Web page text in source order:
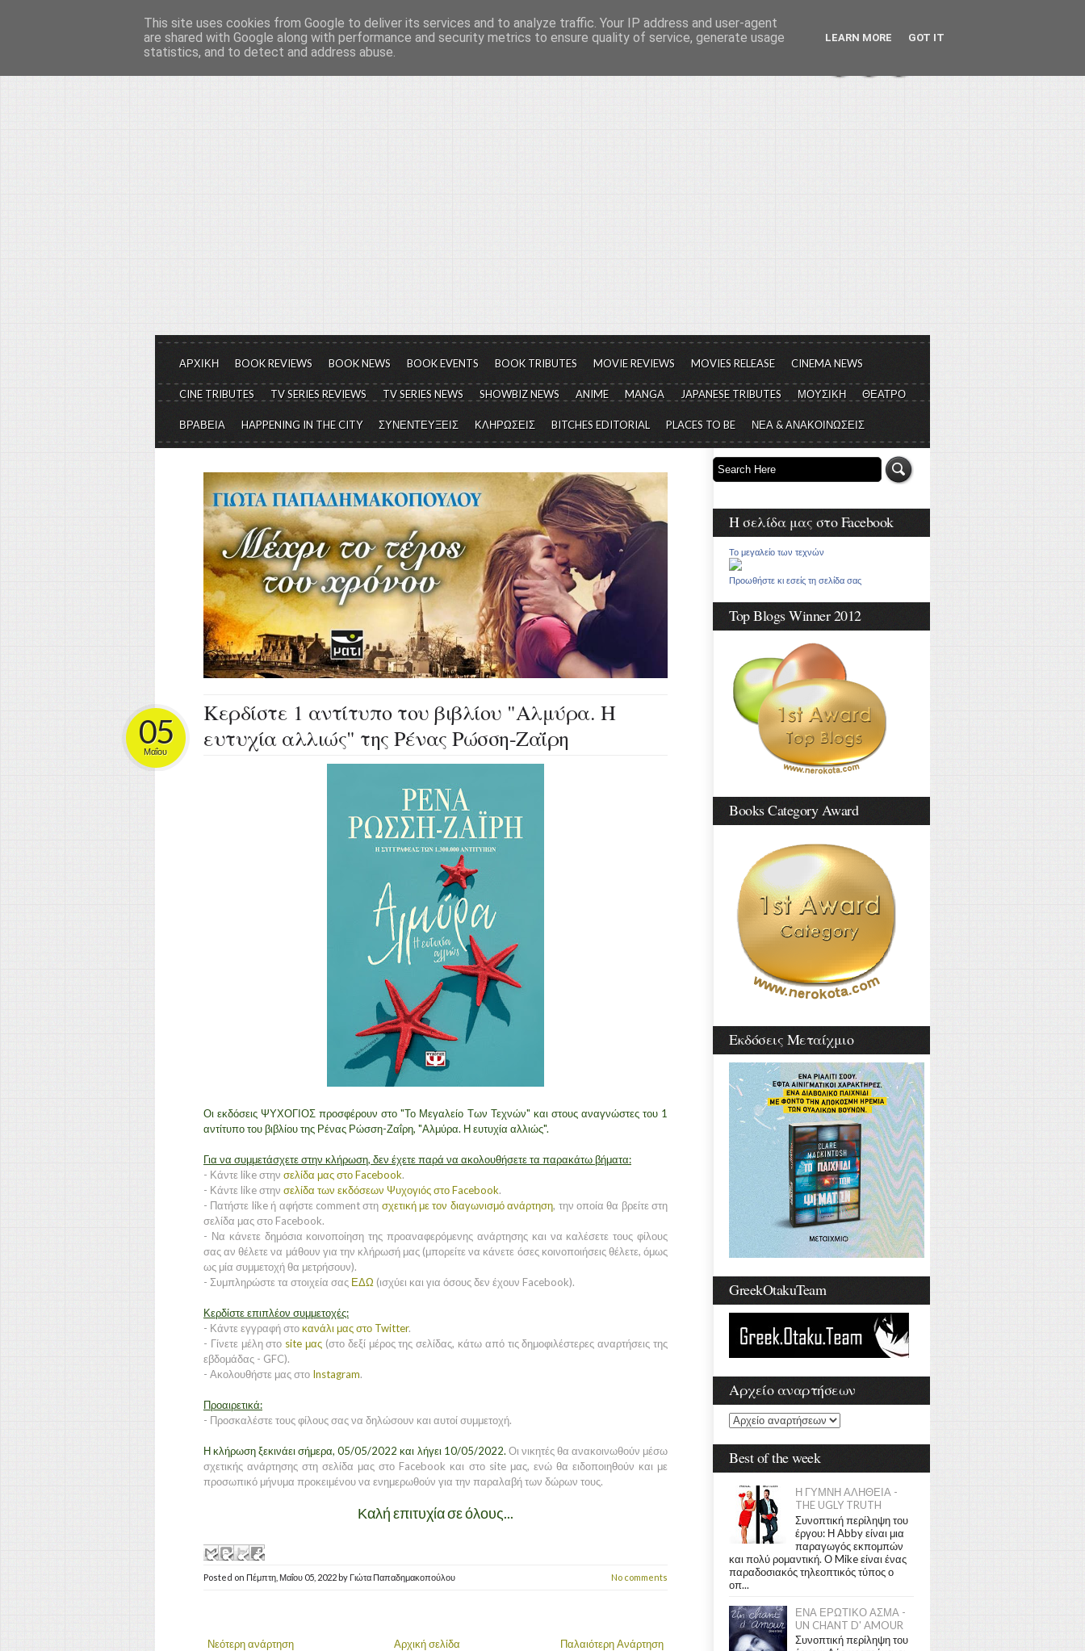
Το μεγαλείο των Τεχνών...
Είμαστε πάντα εδώ για να μιλάμε για τον πολιτισμό, σε κάθε του μορφή και έκταση...
ΑΡΧΙΚΗ BOOK REVIEWS BOOK NEWS BOOK EVENTS BOOK TRIBUTES MOVIE REVIEWS MOVIES RELEASE CINEMA NEWS
CINE TRIBUTES TV SERIES REVIEWS TV SERIES NEWS SHOWBIZ NEWS ANIME MANGA JAPANESE TRIBUTES ΜΟΥΣΙΚΗ ΘΕΑΤΡΟ
ΒΡΑΒΕΙΑ HAPPENING IN THE CITY ΣΥΝΕΝΤΕΥΞΕΙΣ ΚΛΗΡΩΣΕΙΣ BITCHES EDITORIAL PLACES TO BE ΝΕΑ & ΑΝΑΚΟΙΝΩΣΕΙΣ
Κερδίστε 1 αντίτυπο του βιβλίου "Αλμύρα. Η
ευτυχία αλλιώς" της Ρένας Ρώσση-Ζαΐρη
05
Μαΐου
Οι εκδόσεις ΨΥΧΟΓΙΟΣ προσφέρουν στο "Το Μεγαλείο Των Τεχνών" και στους αναγνώστες του 1
αντίτυπο του βιβλίου της Ρένας Ρώσση-Ζαΐρη, "Αλμύρα. Η ευτυχία αλλιώς".
Για να συμμετάσχετε στην κλήρωση, δεν έχετε παρά να ακολουθήσετε τα παρακάτω βήματα:
- Κάντε like στην σελίδα μας στο Facebook.
- Κάντε like στην σελίδα των εκδόσεων Ψυχογιός στο Facebook.
- Πατήστε like ή αφήστε comment στη σχετική με τον διαγωνισμό ανάρτηση, την οποία θα βρείτε στη
σελίδα μας στο Facebook.
- Να κάνετε δημόσια κοινοποίηση της προαναφερόμενης ανάρτησης και να καλέσετε τους φίλους
σας αν θέλετε να μάθουν για την κλήρωσή μας (μπορείτε να κάνετε όσες κοινοποιήσεις θέλετε, όμως
ως μία συμμετοχή θα μετρήσουν).
- Συμπληρώστε τα στοιχεία σας ΕΔΩ (ισχύει και για όσους δεν έχουν Facebook).
Κερδίστε επιπλέον συμμετοχές:
- Κάντε εγγραφή στοκανάλι μας στο Twitter.
- Γίνετε μέλη στο site μας (στο δεξί μέρος της σελίδας, κάτω από τις δημοφιλέστερες αναρτήσεις της
εβδομάδας - GFC).
- Ακολουθήστε μας στο Instagram.
Προαιρετικά:
- Προσκαλέστε τους φίλους σας να δηλώσουν και αυτοί συμμετοχή.
Η κλήρωση ξεκινάει σήμερα, 05/05/2022 και λήγει 10/05/2022. Οι νικητές θα ανακοινωθούν μέσω
σχετικής ανάρτησης στη σελίδα μας στο Facebook και στο site μας, ενώ θα ειδοποιηθούν και με
προσωπικό μήνυμα προκειμένου να ενημερωθούν για την παραλαβή των δώρων τους.
Καλή επιτυχία σε όλους...
Posted on Πέμπτη, Μαΐου 05, 2022 by Γιώτα Παπαδημακοπούλου No comments
Νεότερη ανάρτηση Παλαιότερη Ανάρτηση
Αρχική σελίδα
Η σελίδα μας στο Facebook
Το μεγαλείο των τεχνών
Προωθήστε κι εσείς τη σελίδα σας
Top Blogs Winner 2012
Books Category Award
Εκδόσεις Μεταίχμιο
GreekOtakuTeam
Αρχείο αναρτήσεων
Best of the week
Η ΓΥΜΝΗ ΑΛΗΘΕΙΑ -
THE UGLY TRUTH
Συνοπτική περίληψη του
έργου: Η Abby είναι μια
παραγωγός εκπομπών
και πολύ ρομαντική. Ο Mike είναι ένας
παραδοσιακός τηλεοπτικός τύπος ο
οπ...
ΕΝΑ ΕΡΩΤΙΚΟ ΑΣΜΑ -
UN CHANT D' AMOUR
Συνοπτική περίληψη του
This site uses cookies from Google to deliver its services and to analyze traffic. Your IP address and user-agent
are shared with Google along with performance and security metrics to ensure quality of service, generate usage
statistics, and to detect and address abuse.
LEARN MORE GOT IT